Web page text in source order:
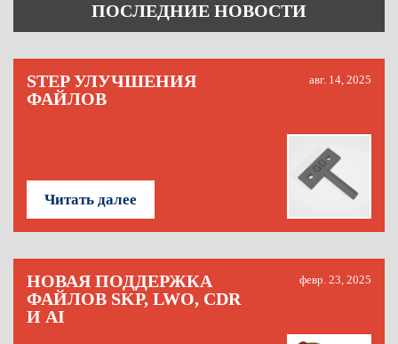
ПОСЛЕДНИЕ НОВОСТИ
STEP УЛУЧШЕНИЯ
ФАЙЛОВ
авг. 14, 2025
Читать далее
НОВАЯ ПОДДЕРЖКА
ФАЙЛОВ SKP, LWO, CDR
И AI
февр. 23, 2025